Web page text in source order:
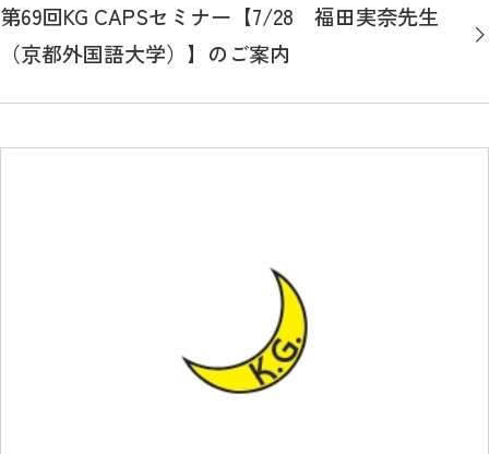
第69回KG CAPSセミナー【7/28 福田実奈先生
（京都外国語大学）】のご案内